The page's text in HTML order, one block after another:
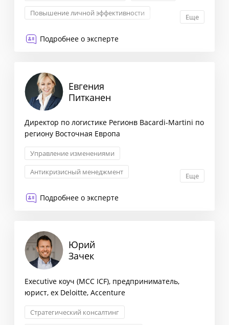
Повышение личной эффективности
Еще
Подробнее о эксперте
Евгения
Питканен
Директор по логистике Регионв Bacardi-Martini по
региону Восточная Европа
Управление изменениями
Антикризисный менеджмент
Еще
Подробнее о эксперте
Юрий
Зачек
Executive коуч (MCC ICF), предприниматель,
юрист, ex Deloitte, Accenture
Стратегический консалтинг